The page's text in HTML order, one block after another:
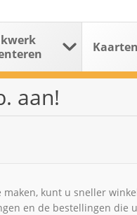
aan!
kunt u sneller
en de bestellingen die